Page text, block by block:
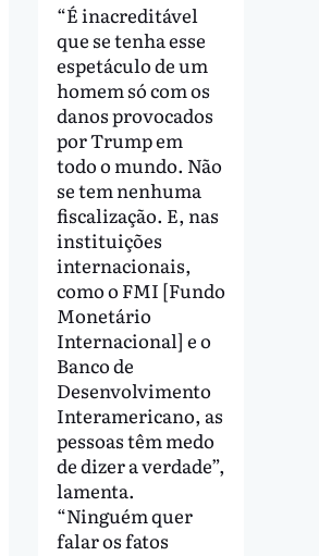
“É inacreditável
que se tenha esse
espetáculo de um
homem só com os
danos provocados
por Trump em
todo o mundo. Não
se tem nenhuma
fiscalização. E, nas
instituições
internacionais,
como o FMI [Fundo
Monetário
Internacional] e o
Banco de
Desenvolvimento
Interamericano, as
pessoas têm medo
de dizer a verdade”,
lamenta.
“Ninguém quer
falar os fatos